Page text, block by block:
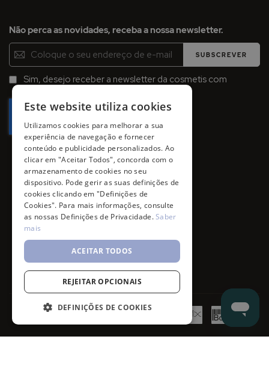
Não perca as novidades, receba a nossa newsletter.
Inscreva-
se
na
Newsletter:
SUBSCREVER
Sim, desejo receber a newsletter da cosmetis com
Este website utiliza cookies
Utilizamos cookies para melhorar a sua
experiência de navegação e fornecer
conteúdo e publicidade personalizados. Ao
clicar em "Aceitar Todos", concorda com o
armazenamento de cookies no seu
dispositivo. Pode gerir as suas definições de
cookies clicando em "Definições de
Cookies". Para mais informações, consulte
as nossas Definições de Privacidade.Saber
mais
ACEITAR TODOS
REJEITAR OPCIONAIS
DEFINIÇÕES DE COOKIES